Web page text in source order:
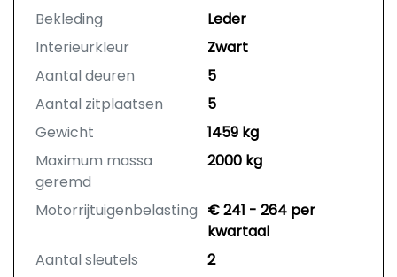
Bekleding
Leder
Interieurkleur
Zwart
Aantal deuren
5
Aantal zitplaatsen
5
Gewicht
1459 kg
Maximum massa
geremd
2000 kg
Motorrijtuigenbelasting € 241 - 264 per
kwartaal
Aantal sleutels
2